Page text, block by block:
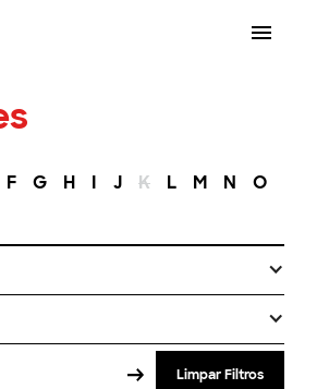
F G H I J K L M N O
Limpar Filtros